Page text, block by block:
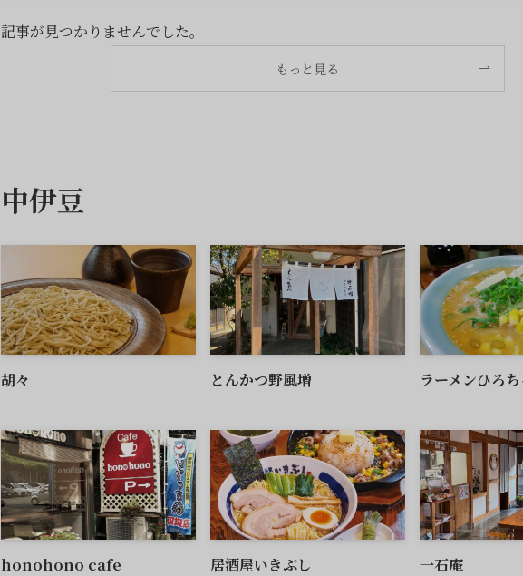
記事が見つかりませんでした。
もっと見る
中伊豆
胡々 とんかつ野風増 ラーメンひろ
honohono cafe 居酒屋いきぶし 一石庵